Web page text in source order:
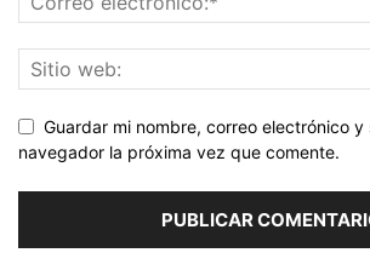
Guardar mi nombre, correo electrónico
navegador la próxima vez que comente.